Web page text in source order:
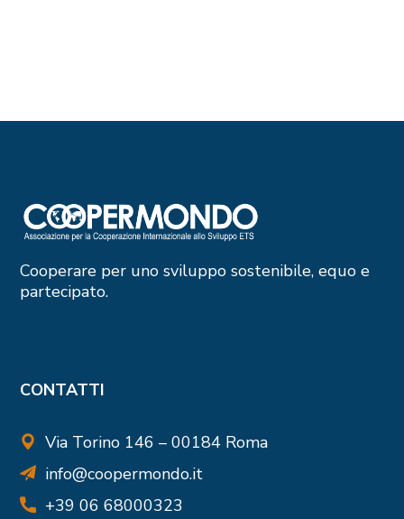
Cooperare per uno sviluppo sostenibile, equo e
partecipato.
CONTATTI
Via Torino 146 – 00184 Roma
info@coopermondo.it
+39 06 68000323